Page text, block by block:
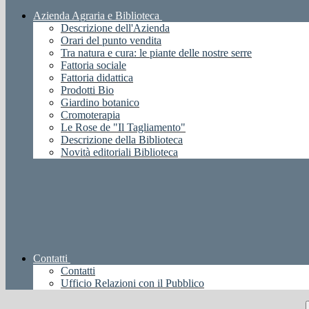
Azienda Agraria e Biblioteca
Descrizione dell'Azienda
Orari del punto vendita
Tra natura e cura: le piante delle nostre serre
Fattoria sociale
Fattoria didattica
Prodotti Bio
Giardino botanico
Cromoterapia
Le Rose de "Il Tagliamento"
Descrizione della Biblioteca
Novità editoriali Biblioteca
Contatti
Contatti
Ufficio Relazioni con il Pubblico